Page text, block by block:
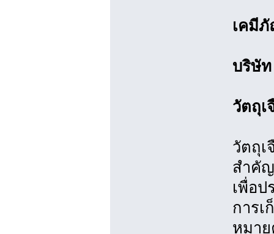
เคมี
บริษั
วัตถุเ
วัตถุเ
สำคั
เพื่อป
การ
หมาย